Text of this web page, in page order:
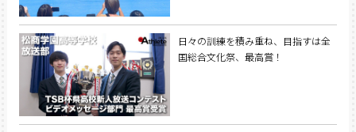
日々の訓練を積み重ね、目指すは全
国総合文化祭、最高賞！